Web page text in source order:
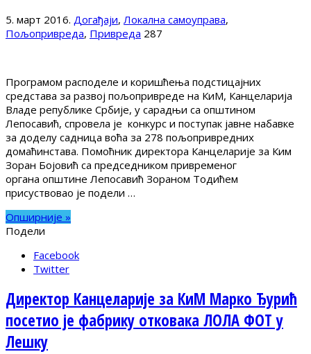
5. март 2016. Догађаји, Локална самоуправа,
Пољопривреда, Привреда 287
Програмом расподеле и коришћења подстицајних
средстава за развој пољопривреде на КиМ, Канцеларија
Владе републике Србије, у сарадњи са општином
Лепосавић, спровела је конкурс и поступак јавне набавке
за доделу садница воћа за 278 пољопривредних
домаћинстава. Помоћник директора Канцеларије за Ким
Зоран Бојовић са председником привременог
органа општине Лепосавић Зораном Тодићем
присуствовао је подели …
Опширније »
Подели
Facebook
Twitter
Директор Канцеларије за КиМ Марко Ђурић
посетио је фабрику отковака ЛОЛА ФОТ у
Лешку